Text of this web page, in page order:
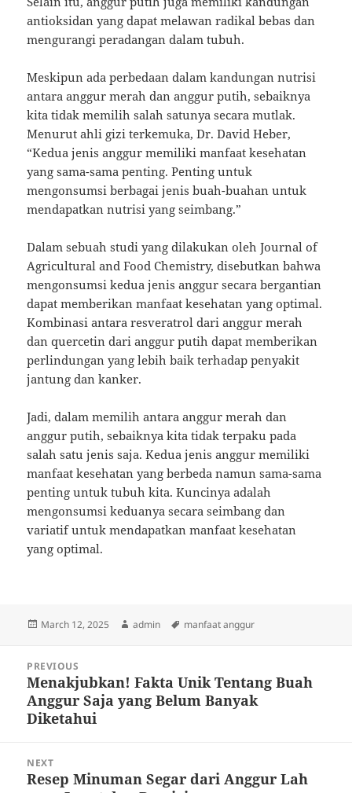
antioksidan yang dapat melawan radikal bebas dan
mengurangi peradangan dalam tubuh.
Meskipun ada perbedaan dalam kandungan nutrisi
antara anggur merah dan anggur putih, sebaiknya
kita tidak memilih salah satunya secara mutlak.
Menurut ahli gizi terkemuka, Dr. David Heber,
“Kedua jenis anggur memiliki manfaat kesehatan
yang sama-sama penting. Penting untuk
mengonsumsi berbagai jenis buah-buahan untuk
mendapatkan nutrisi yang seimbang.”
Dalam sebuah studi yang dilakukan oleh Journal of
Agricultural and Food Chemistry, disebutkan bahwa
mengonsumsi kedua jenis anggur secara bergantian
dapat memberikan manfaat kesehatan yang optimal.
Kombinasi antara resveratrol dari anggur merah
dan quercetin dari anggur putih dapat memberikan
perlindungan yang lebih baik terhadap penyakit
jantung dan kanker.
Jadi, dalam memilih antara anggur merah dan
anggur putih, sebaiknya kita tidak terpaku pada
salah satu jenis saja. Kedua jenis anggur memiliki
manfaat kesehatan yang berbeda namun sama-sama
penting untuk tubuh kita. Kuncinya adalah
mengonsumsi keduanya secara seimbang dan
variatif untuk mendapatkan manfaat kesehatan
yang optimal.
Posted
March 12, 2025 Author
admin Tags
manfaat anggur
navigation
PREVIOUS
Previous
post:
Menakjubkan! Fakta Unik Tentang Buah
Anggur Saja yang Belum Banyak
Diketahui
NEXT
Next
Resep Minuman Segar dari Anggur Lah